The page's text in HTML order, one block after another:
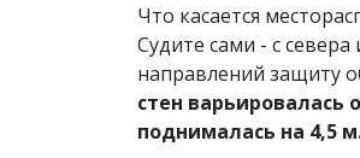
Что касается
Судите сами - с
направлений защиту
стен варьировалась
поднималась на 4,5